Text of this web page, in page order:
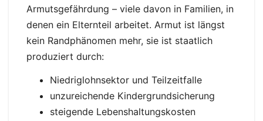
Armutsgefährdung – viele davon in Familien, in
denen ein Elternteil arbeitet. Armut ist längst
kein Randphänomen mehr, sie ist staatlich
produziert durch:
Niedriglohnsektor und Teilzeitfalle
unzureichende Kindergrundsicherung
steigende Lebenshaltungskosten